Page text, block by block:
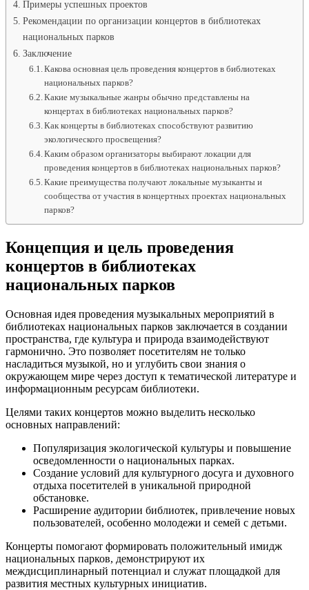
Примеры успешных проектов
Рекомендации по организации концертов в библиотеках
национальных парков
Заключение
Какова основная цель проведения концертов в библиотеках
национальных парков?
Какие музыкальные жанры обычно представлены на
концертах в библиотеках национальных парков?
Как концерты в библиотеках способствуют развитию
экологического просвещения?
Каким образом организаторы выбирают локации для
проведения концертов в библиотеках национальных парков?
Какие преимущества получают локальные музыканты и
сообщества от участия в концертных проектах национальных
парков?
Концепция и цель проведения
концертов в библиотеках
национальных парков
Основная идея проведения музыкальных мероприятий в
библиотеках национальных парков заключается в создании
пространства, где культура и природа взаимодействуют
гармонично. Это позволяет посетителям не только
насладиться музыкой, но и углубить свои знания о
окружающем мире через доступ к тематической литературе и
информационным ресурсам библиотеки.
Целями таких концертов можно выделить несколько
основных направлений:
Популяризация экологической культуры и повышение
осведомленности о национальных парках.
Создание условий для культурного досуга и духовного
отдыха посетителей в уникальной природной
обстановке.
Расширение аудитории библиотек, привлечение новых
пользователей, особенно молодежи и семей с детьми.
Концерты помогают формировать положительный имидж
национальных парков, демонстрируют их
междисциплинарный потенциал и служат площадкой для
развития местных культурных инициатив.